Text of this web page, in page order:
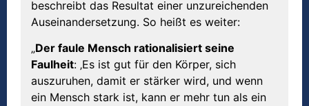
beschreibt das Resultat einer unzureichenden
Auseinandersetzung. So heißt es weiter:
„Der faule Mensch rationalisiert seine
Faulheit: ‚Es ist gut für den Körper, sich
auszuruhen, damit er stärker wird, und wenn
ein Mensch stark ist, kann er mehr tun als ein